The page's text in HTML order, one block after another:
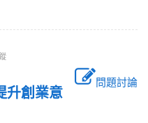
問題討論
升創業意